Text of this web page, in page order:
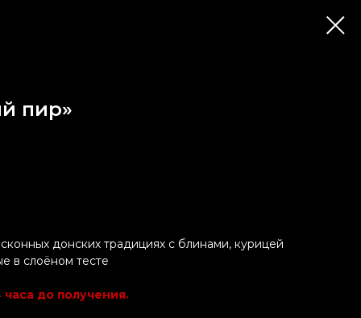
пир»
донских традициях с блинами, курицей
в слоёном тесте
до получения.